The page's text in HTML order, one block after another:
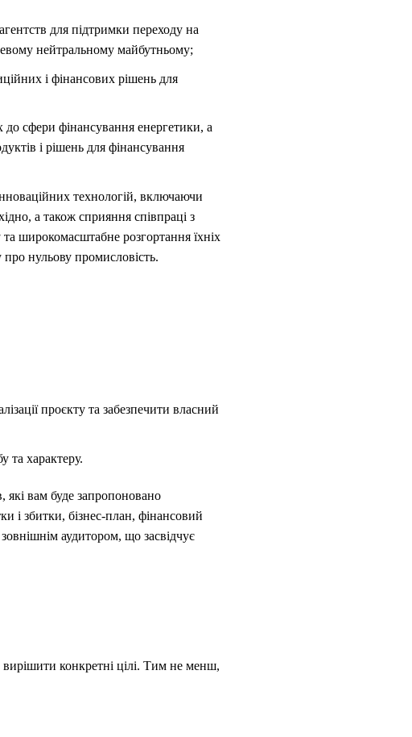
для підтримки переходу на
нейтральному майбутньому;
і фінансових рішень для
до сфери фінансування енергетики, а
і рішень для фінансування
технологій, включаючи
а також сприяння співпраці з
широкомасштабне розгортання їхніх
про нульову промисловість.
проєкту та забезпечити власний
та характеру.
які вам буде запропоновано
і збитки, бізнес-план, фінансовий
аудитором, що засвідчує
конкретні цілі. Тим не менш,